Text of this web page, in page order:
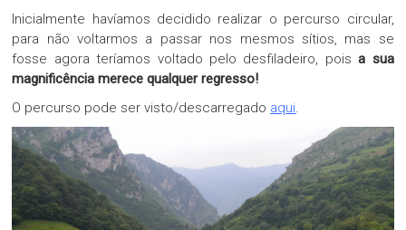
Inicialmente havíamos decidido realizar o percurso circular,
para não voltarmos a passar nos mesmos sítios, mas se
fosse agora teríamos voltado pelo desfiladeiro, poisa sua
magnificência merece qualquer regresso!
O percurso pode ser visto/descarregado aqui.